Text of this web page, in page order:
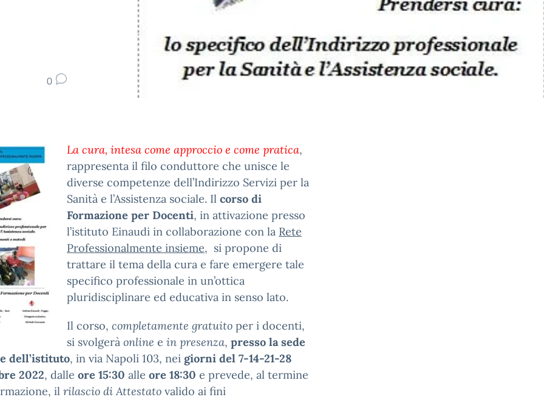
0
La cura, intesa come approccio e come pratica,
rappresenta il filo conduttore che unisce le
diverse competenze dell’Indirizzo Servizi per la
Sanità e l’Assistenza sociale. Il corso di
Formazione per Docenti, in attivazione presso
l’istituto Einaudi in collaborazione con la Rete
Professionalmente insieme, si propone di
trattare il tema della cura e fare emergere tale
specifico professionale in un’ottica
pluridisciplinare ed educativa in senso lato.
Il corso, completamente gratuito per i docenti,
si svolgerà online e in presenza, presso la sede
dell’istituto, in via Napoli 103, nei giorni del 7-14-21-28
2022, dalle ore 15:30 alle ore 18:30 e prevede, al termine
il rilascio di Attestato valido ai fini